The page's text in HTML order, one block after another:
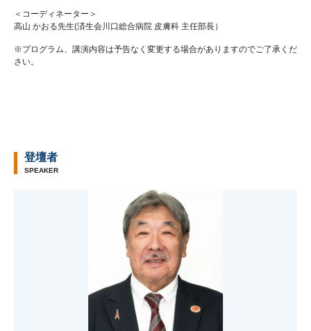
＜コーディネーター＞
高山 かおる先生(済生会川口総合病院 皮膚科 主任部長）
※プログラム、講演内容は予告なく変更する場合がありますのでご了承くだ
さい。
登壇者
SPEAKER